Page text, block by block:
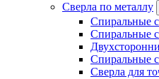
Сверла по металлу
Спиральные
Спиральные
Спиральные
Сверла для